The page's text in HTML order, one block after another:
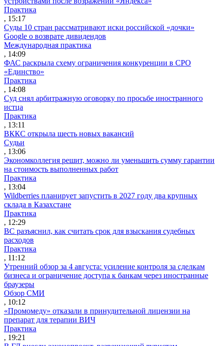
Практика
, 15:17
Суды 10 стран рассматривают иски российской «дочки»
Google о возврате дивидендов
Международная практика
, 14:09
ФАС раскрыла схему ограничения конкуренции в СРО
«Единство»
Практика
, 14:08
Суд снял арбитражную оговорку по просьбе иностранного
истца
Практика
, 13:11
ВККС открыла шесть новых вакансий
Судьи
, 13:06
Экономколлегия решит, можно ли уменьшить сумму гарантии
на стоимость выполненных работ
Практика
, 13:04
Wildberries планирует запустить в 2027 году два крупных
склада в Казахстане
Практика
, 12:29
ВС разъяснил, как считать срок для взыскания судебных
расходов
Практика
, 11:12
Утренний обзор за 4 августа: усиление контроля за сделкам
бизнеса и ограничение доступа к банкам через иностранные
браузеры
Обзор СМИ
, 10:12
«Промомеду» отказали в принудительной лицензии на
препарат для терапии ВИЧ
Практика
, 19:21